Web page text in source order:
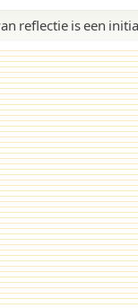
reflectie is een